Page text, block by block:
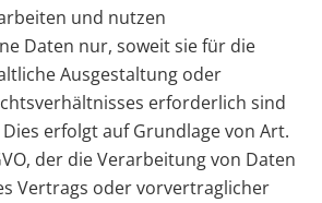
und nutzen
Daten nur, soweit sie für die
Ausgestaltung oder
erforderlich sind
erfolgt auf Grundlage von Art.
der die Verarbeitung von Daten
Vertrags oder vorvertraglicher